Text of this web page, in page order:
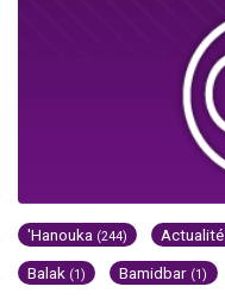
'Hanouka (244) Actualité
Balak (1) Bamidbar (1)